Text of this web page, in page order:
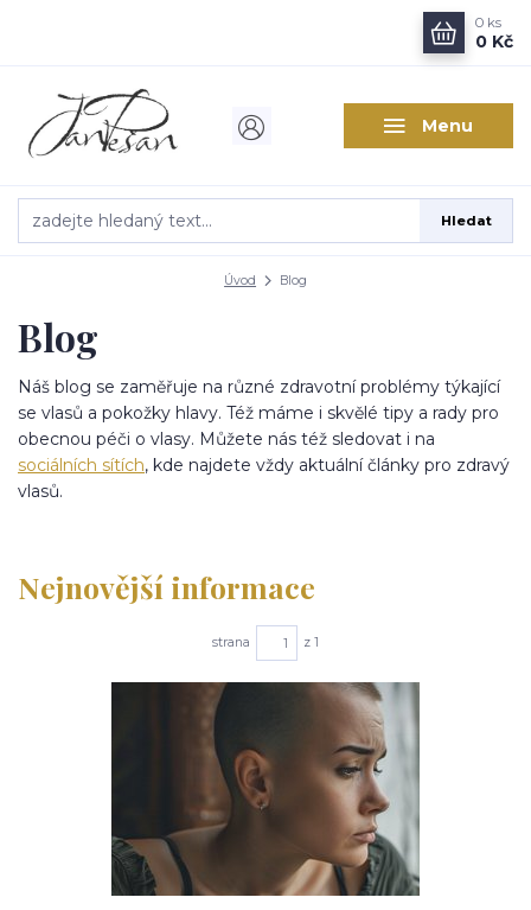
Menu
Hledat
0 ks
0 Kč
Úvod Blog
Blog
Náš blog se zaměřuje na různé zdravotní problémy týkající
se vlasů a pokožky hlavy. Též máme i skvělé tipy a rady pro
obecnou péči o vlasy. Můžete nás též sledovat i na
sociálních sítích, kde najdete vždy aktuální články pro zdravý
vlasů.
Nejnovější informace
strana z 1